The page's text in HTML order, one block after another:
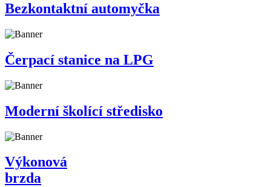
Bezkontaktní automyčka
Čerpací stanice na LPG
Moderní školící středisko
Výkonová
brzda